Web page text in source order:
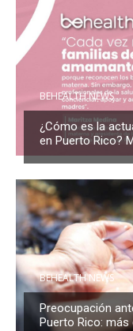
BEHEALTH NEWS
¿Cómo es la
en Puerto Rico?
BEHEALTH NEWS
Preocupación
Puerto Rico: más